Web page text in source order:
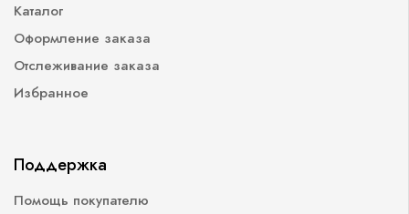
Каталог
Оформление заказа
Отслеживание заказа
Избранное
Поддержка
Помощь покупателю